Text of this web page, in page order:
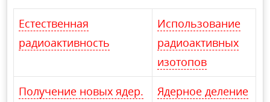
Естественная
радиоактивность
Использование
радиоактивных
изотопов
Получение новых ядер.
Ядерное деление